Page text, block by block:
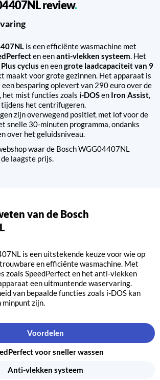
review
is een efficiënte wasmachine met
en eenanti-vlekken systeem. Het
cyclus en eengrote laadcapaciteit van 9
maakt voor grote gezinnen. Het apparaat is
een besparing oplevert van 290 euro over de
het mist functies zoals i-DOSen Iron Assist,
het centrifugeren.
zijn overwegend positief, met lof voor de
snelle 30-minuten programma, ondanks
over het geluidsniveau.
waar de Bosch WGG04407NL
laagste prijs.
is een uitstekende keuze voor wie op
en efficiënte wasmachine. Met
zoals SpeedPerfect en het anti-vlekken
een uitmuntende waservaring.
van bepaalde functies zoals i-DOS kan
minpunt zijn.
Voordelen
voor sneller wassen
Anti-vlekken systeem